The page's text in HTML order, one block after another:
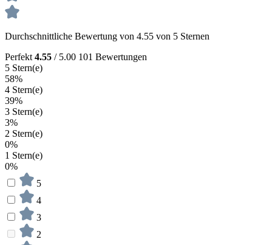
Durchschnittliche Bewertung von 4.55 von 5 Sternen
Perfekt 4.55 / 5.00 101 Bewertungen
5 Stern(e)
58%
4 Stern(e)
39%
3 Stern(e)
3%
2 Stern(e)
0%
1 Stern(e)
0%
5
4
3
2